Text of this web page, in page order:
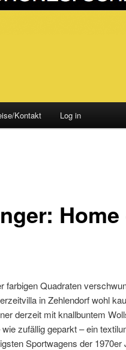
Kontakt Log in
farbigen Quadraten
in Zehlendorf wohl
derzeit mit knallbuntem
zufällig geparkt – ein
Sportwagens der 1970er